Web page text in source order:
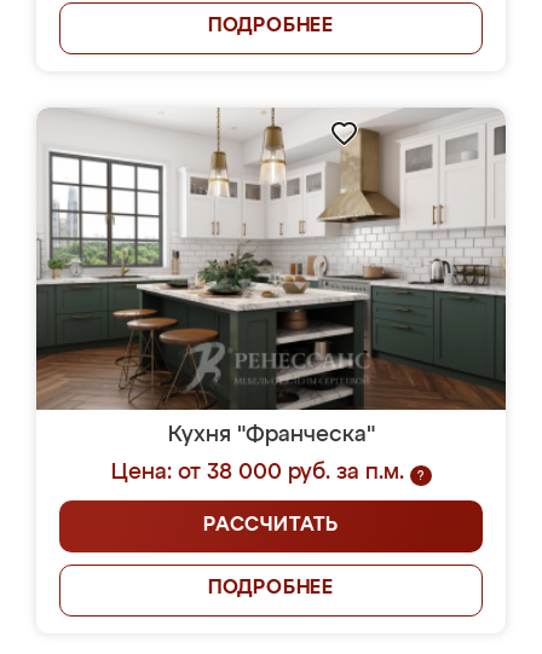
ПОДРОБНЕЕ
Кухня "Франческа"
Цена: от 38 000 руб. за п.м.
?
РАССЧИТАТЬ
ПОДРОБНЕЕ